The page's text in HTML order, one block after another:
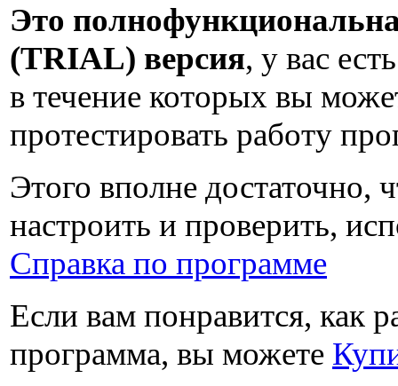
Это
(TRIAL) версия, у вас
в течение которых вы
протестировать работу
Этого вполне достаточно,
настроить и проверить,
Справка по программе
Если вам понравится, как
программа, вы можете